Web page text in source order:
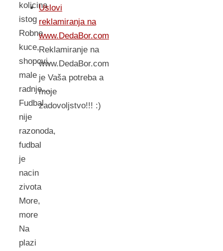
kolicina
istog
Robne
kuce,
shopovi,
male
radnje…
Fudbal
nije
razonoda,
fudbal
je
nacin
zivota
More,
more
Na
plazi
Uslovi
reklamiranja na
www.DedaBor.com
Reklamiranje na
www.DedaBor.com
je Vaša potreba a
moje
zadovoljstvo!!! :)